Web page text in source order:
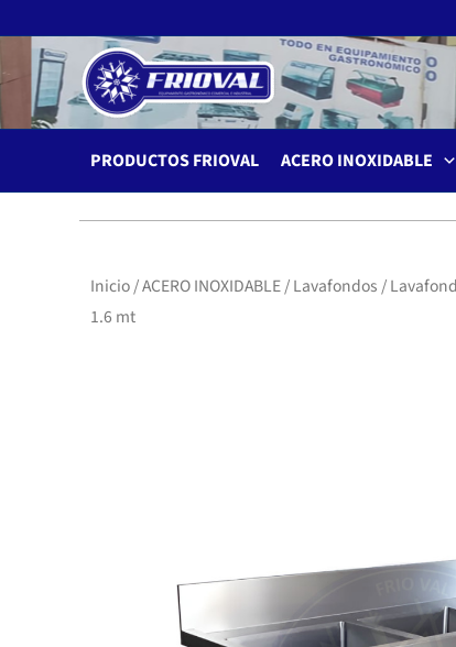
al
contenido
PRODUCTOS FRIOVAL ACERO INOXIDABLE
Inicio/ACERO INOXIDABLE/Lavafondos/
1.6 mt